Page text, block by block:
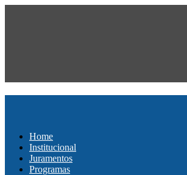
Home
Institucional
Juramentos
Programas